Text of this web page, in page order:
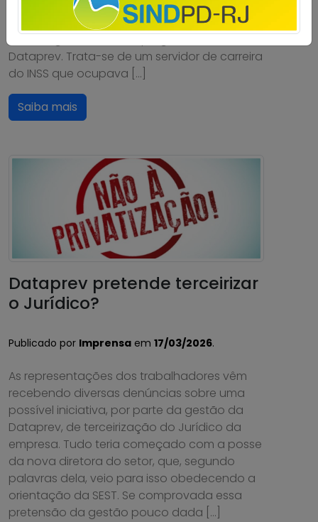
Diretoria de Relacionamento e Negócios.
Diferentemente do que vem sendo noticiado,
o investigado não é empregado efetivo da
Dataprev. Trata-se de um servidor de carreira
do INSS que ocupava […]
Saiba mais
Dataprev pretende terceirizar
o Jurídico?
Publicado por Imprensa em 17/03/2026.
As representações dos trabalhadores vêm
recebendo diversas denúncias sobre uma
possível iniciativa, por parte da gestão da
Dataprev, de terceirização do Jurídico da
empresa. Tudo teria começado com a posse
da nova diretora do setor, que, segundo
palavras dela, veio para isso obedecendo a
orientação da SEST. Se comprovada essa
pretensão da gestão pouco dada […]